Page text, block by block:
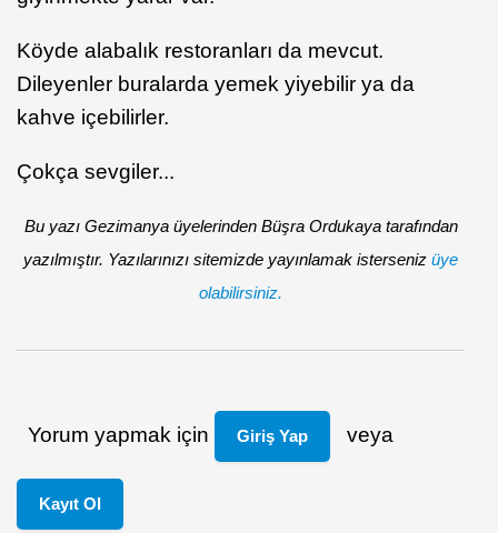
Köyde alabalık restoranları da mevcut.
Dileyenler buralarda yemek yiyebilir ya da
kahve içebilirler.
Çokça sevgiler...
Bu yazı Gezimanya üyelerinden Büşra Ordukaya tarafından
yazılmıştır. Yazılarınızı sitemizde yayınlamak isterseniz üye
olabilirsiniz.
Yorum yapmak için Giriş Yap veya
Kayıt Ol